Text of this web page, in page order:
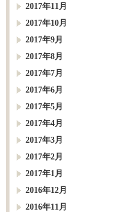
2017年11月
2017年10月
2017年9月
2017年8月
2017年7月
2017年6月
2017年5月
2017年4月
2017年3月
2017年2月
2017年1月
2016年12月
2016年11月